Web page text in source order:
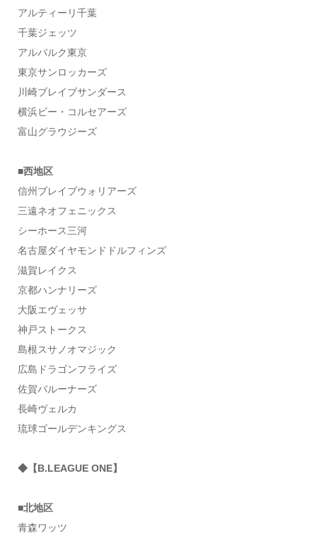
アルティーリ千葉
千葉ジェッツ
アルバルク東京
東京サンロッカーズ
川崎ブレイブサンダース
横浜ビー・コルセアーズ
富山グラウジーズ
■西地区
信州ブレイブウォリアーズ
三遠ネオフェニックス
シーホース三河
名古屋ダイヤモンドドルフィンズ
滋賀レイクス
京都ハンナリーズ
大阪エヴェッサ
神戸ストークス
島根スサノオマジック
広島ドラゴンフライズ
佐賀バルーナーズ
長崎ヴェルカ
琉球ゴールデンキングス
◆【B.LEAGUE ONE】
■北地区
青森ワッツ